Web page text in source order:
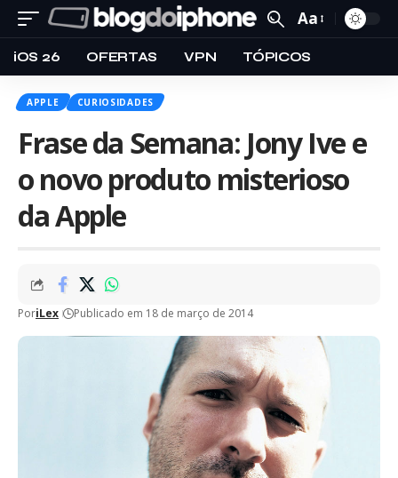
Aa
iOS 26 OFERTAS VPN TÓPICOS
APPLE CURIOSIDADES
Frase da Semana: Jony Ive e
o novo produto misterioso
da Apple
PoriLex Publicado em 18 de março de 2014